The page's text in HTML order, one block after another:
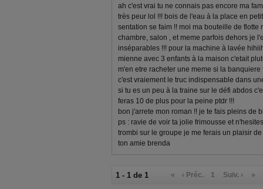
ah c'est vrai tu ne connais pas encore ma
très peur lol !!! bois de l'eau à la place en
sentation se faim !! moi ma bouteille de flotte
chambre, salon , et meme parfois dehors je
inséparables !!! pour la machine à lavée
mienne avec 3 enfants à la maison c'etait
m'en etre racheter une meme si la
c'est vraiement le truc indispensable dans
si tu es un peu à la traine sur le défi abdos
feras 10 de plus pour la peine ptdr !!!
bon j'arrete mon roman !! je te fais pleins de
ps : ravie de voir ta jolie frimousse et
trombi sur le groupe je me ferais un plaisir
ton amie brenda
1 - 1 de 1 « ‹ Préc. 1 Suiv. › »